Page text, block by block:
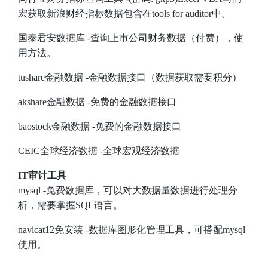
宏获取新浪财经指标数据包含在tools for auditor中。
国泰君安数据库 -查询上市公司财务数据（付费）， 使
用方法。
tushare金融数据 -金融数据接口（数据获取需要积分）
akshare金融数据 -免费的金融数据接口
baostock金融数据 -免费的金融数据接口
CEIC全球经济数据 -全球宏观经济数据
IT审计工具
mysql -免费数据库，可以对大数据量数据进行处理分
析，需要掌握SQL语言。
navicat12免安装 -数据库图形化管理工具，可搭配mysql
使用。